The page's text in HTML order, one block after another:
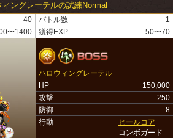
ングレーテルの試練Normal
40 バトル数
1
〜1400 獲得EXP 50〜70
ハロウィングレーテル
HP
150,000
攻撃
250
防御
8
行動
ヒールコア
コンボガード